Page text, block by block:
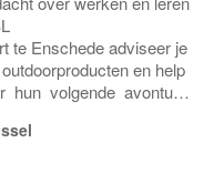
te Enschede adviseer je
en help
hun volgende avontuur.